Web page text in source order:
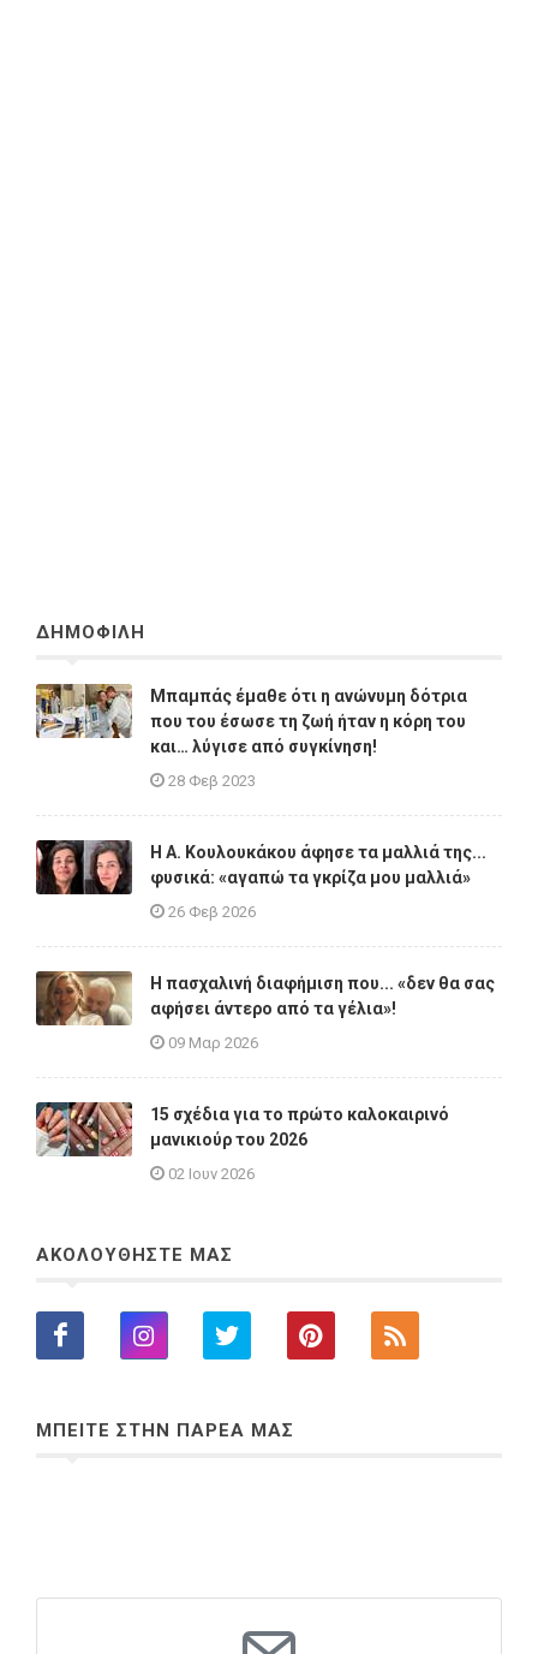
ΔΗΜΟΦΙΛΗ
Μπαμπάς έμαθε ότι η ανώνυμη δότρια
που του έσωσε τη ζωή ήταν η κόρη του
και… λύγισε από συγκίνηση!
28 Φεβ 2023
Η A. Κουλουκάκου άφησε τα μαλλιά της...
φυσικά: «αγαπώ τα γκρίζα μου μαλλιά»
26 Φεβ 2026
Η πασχαλινή διαφήμιση που... «δεν θα σας
αφήσει άντερο από τα γέλια»!
09 Μαρ 2026
15 σχέδια για το πρώτο καλοκαιρινό
μανικιούρ του 2026
02 Ιουν 2026
ΑΚΟΛΟΥΘΗΣΤΕ ΜΑΣ
ΜΠΕΙΤΕ ΣΤΗΝ ΠΑΡΕΑ ΜΑΣ